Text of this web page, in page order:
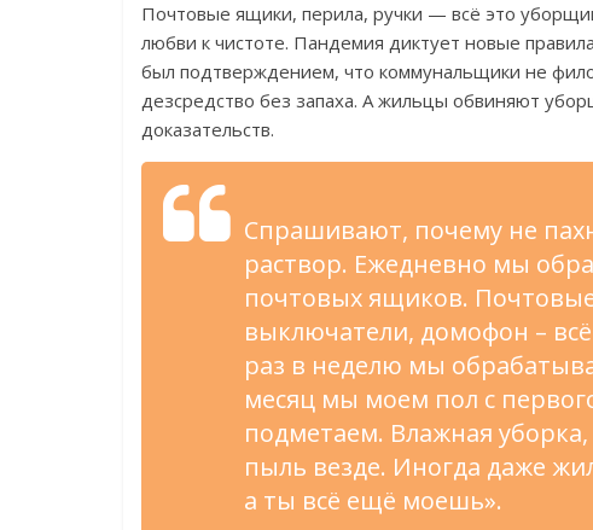
Почтовые ящики, перила, ручки — всё это
любви к чистоте. Пандемия диктует новые
был подтверждением, что коммунальщики не
дезсредство без запаха. А жильцы обвиняют
доказательств.
Спрашивают, почему не
раствор. Ежедневно мы
почтовых ящиков.
выключатели, домофон –
раз в неделю мы
месяц мы моем пол с
подметаем. Влажная
пыль везде. Иногда даже
а ты всё ещё моешь».